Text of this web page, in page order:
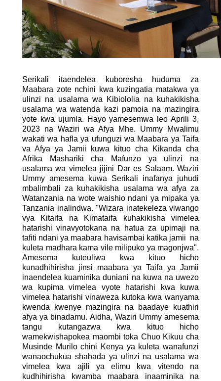
Serikali itaendelea kuboresha huduma za
Maabara zote nchini kwa kuzingatia matakwa ya
ulinzi na usalama wa Kibiololia na kuhakikisha
usalama wa watenda kazi pamoia na mazingira
yote kwa ujumla. Hayo yamesemwa leo Aprili 3,
2023 na Waziri wa Afya Mhe. Ummy Mwalimu
wakati wa hafla ya ufunguzi wa Maabara ya Taifa
va Afya ya Jamii kuwa kituo cha Kikanda cha
Afrika Mashariki cha Mafunzo ya ulinzi na
usalama wa vimelea jijini Dar es Salaam. Waziri
Ummy amesema kuwa Serikali inafanya juhudi
mbalimbali za kuhakikisha usalama wa afya za
Watanzania na wote waishio ndani ya mipaka ya
Tanzania inalindwa. "Wizara inatekeleza viwango
vya Kitaifa na Kimataifa kuhakikisha vimelea
hatarishi vinavyotokana na hatua za upimaji na
tafiti ndani ya maabara havisambai katika jamii na
kuleta madhara kama vile milipuko ya magonjwa".
Amesema kuteuliwa kwa kituo hicho
kunadhihirisha jinsi maabara ya Taifa ya Jamii
inaendelea kuaminika duniani na kuwa na uwezo
wa kupima vimelea vyote hatarishi kwa kuwa
vimelea hatarishi vinaweza kutoka kwa wanyama
kwenda kwenye mazingira na baadaye kuathiri
afya ya binadamu. Aidha, Waziri Ummy amesema
tangu kutangazwa kwa kituo hicho
wamekwishapokea maombi toka Chuo Kikuu cha
Musinde Murilo chini Kenya ya kuleta wanafunzi
wanaochukua shahada ya ulinzi na usalama wa
vimelea kwa ajili ya elimu kwa vitendo na
kudhihirisha kwamba maabara inaaminika na